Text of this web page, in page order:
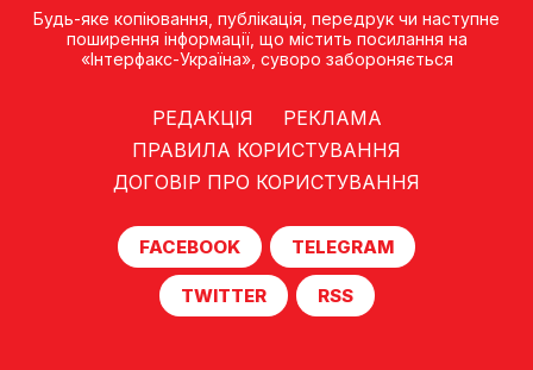
Будь-яке копiювання, публiкацiя, передрук чи наступне
поширення iнформацiї, що мiстить посилання на
«Iнтерфакс-Україна», суворо забороняється
РЕДАКЦІЯ
РЕКЛАМА
ПРАВИЛА КОРИСТУВАННЯ
ДОГОВІР ПРО КОРИСТУВАННЯ
FACEBOOK TELEGRAM
TWITTER RSS